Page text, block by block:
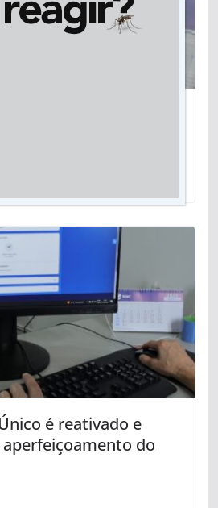
viveu duas ditaduras
homenagem da neta
é reativado e
aperfeiçoamento do